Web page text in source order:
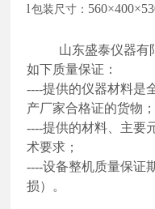
l 包装尺寸：
山东盛泰仪器有
如下质量保证：
----提供的仪器材料是
产厂家合格证的货物；
----提供的材料、主要
术要求；
----设备整机质量保证
损）。